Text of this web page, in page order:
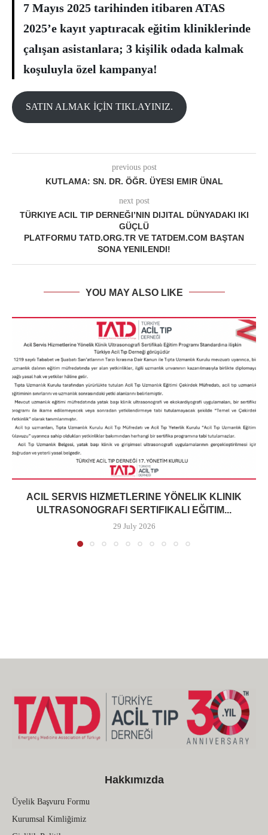
7 Mayıs 2025 tarihinden itibaren ATAS
2025’e kayıt yaptıracak eğitim kliniklerinde
çalışan asistanlara; 3 kişilik odada kalmak
koşuluyla özel kampanya!
SATIN ALMAK İÇİN TIKLAYINIZ.
previous post
KUTLAMA: SN. DR. ÖĞR. ÜYESI EMIR ÜNAL
next post
TÜRKIYE ACIL TIP DERNEĞI’NIN DIJITAL DÜNYADAKI IKI
GÜÇLÜ
PLATFORMU TATD.ORG.TR VE TATDEM.COM BAŞTAN
SONA YENILENDI!
YOU MAY ALSO LIKE
ACIL SERVIS HIZMETLERINE YÖNELIK KLINIK
ULTRASONOGRAFI SERTIFIKALI EĞITIM...
29 July 2026
Hakkımızda
Üyelik Başvuru Formu
Kurumsal Kimliğimiz